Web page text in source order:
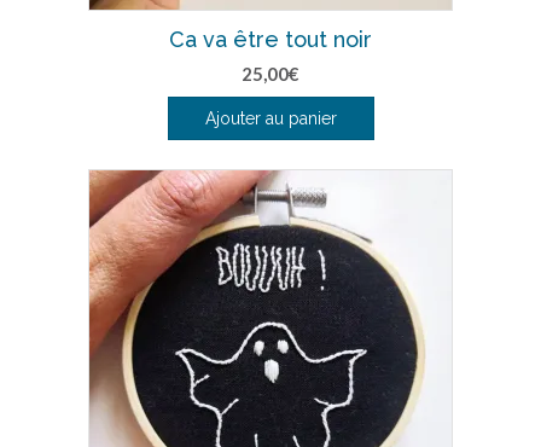
Ca va être tout noir
25,00€
Ajouter au panier